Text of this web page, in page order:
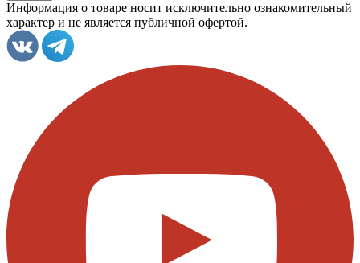
Информация о товаре носит исключительно ознакомительный
характер и не является публичной офертой.